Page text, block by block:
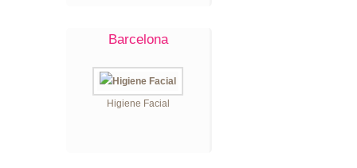
Barcelona
Higiene Facial